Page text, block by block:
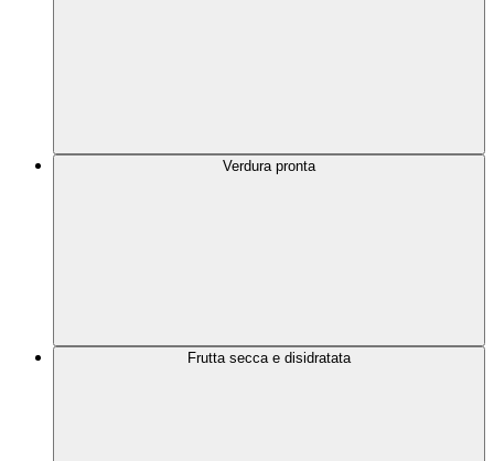
Verdura pronta
Frutta secca e disidratata